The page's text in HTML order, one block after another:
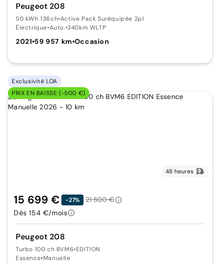
Peugeot 208
50 kWh 136ch•Active Pack Suréquipée 2pl
Électrique•Auto.•340km WLTP
2021•59 957 km•Occasion
Exclusivité LOA
PRIX EN BAISSE (-500 €)
48 heures
Peugeot 208
Turbo 100 ch BVM6•EDITION
Essence•Manuelle
15 699 € -27%
21 500 €
Dès 154 €/mois